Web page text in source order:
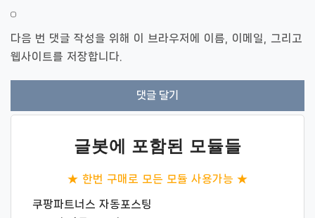
다음 번 댓글 작성을 위해 이 브라우저에 이름, 이메일, 그리고
웹사이트를 저장합니다.
글봇에 포함된 모듈들
★ 한번 구매로 모든 모듈 사용가능 ★
쿠팡파트너스 자동포스팅